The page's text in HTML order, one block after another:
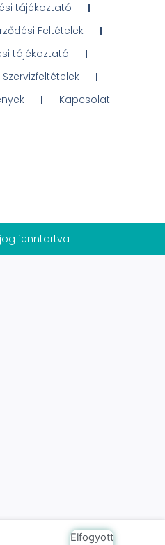
Elfogyott
tájékoztató
Feltételek
tájékoztató
Kapcsolat
fenntartva